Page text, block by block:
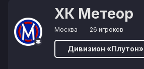
ХК Метеор
Москва 26 игроков
Дивизион «Плутон»